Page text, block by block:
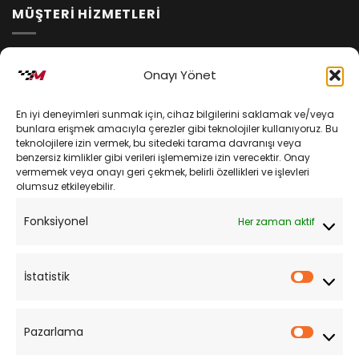
Onayı Yönet
En iyi deneyimleri sunmak için, cihaz bilgilerini saklamak ve/veya
bunlara erişmek amacıyla çerezler gibi teknolojiler kullanıyoruz. Bu
teknolojilere izin vermek, bu sitedeki tarama davranışı veya
benzersiz kimlikler gibi verileri işlememize izin verecektir. Onay
vermemek veya onayı geri çekmek, belirli özellikleri ve işlevleri
olumsuz etkileyebilir.
Fonksiyonel Her zaman aktif
İstatistik
Pazarlama
MÜŞTERİ HİZMETLERİ
Kişisel Verilerin Korunması
Mesafeli Satış Sözleşmesi
Sipariş Takibi